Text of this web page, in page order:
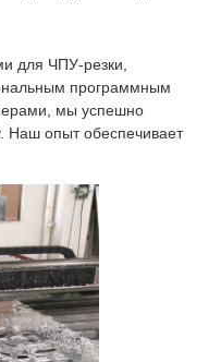
для ЧПУ-резки,
программным
мы успешно
Наш опыт обеспечивает